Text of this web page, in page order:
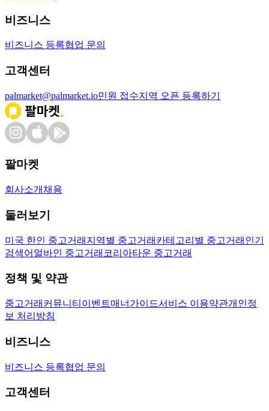
비즈니스
비즈니스 등록협업 문의
고객센터
palmarket@palmarket.io민원 접수지역 오픈 등록하기
팔마켓
회사소개 채용
둘러보기
미국 한인 중고거래 지역별 중고거래 카테고리별 중고거래 인기
검색어 얼바인 중고거래 코리아타운 중고거래
정책 및 약관
중고거래 커뮤니티 이벤트매너가이드서비스 이용약관개인정
보 처리방침
비즈니스
비즈니스 등록협업 문의
고객센터